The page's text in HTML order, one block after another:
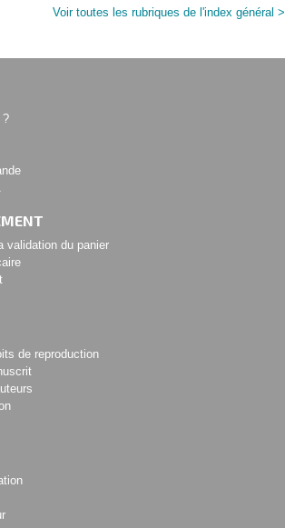
Voir toutes les rubriques de l'index général >
?
validation du panier
de reproduction